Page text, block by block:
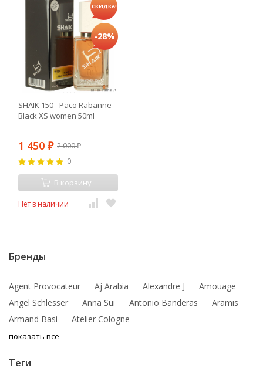
СКИДКА!
-28%
SHAIK 150 - Paco Rabanne
Black XS women 50ml
1 450 ₽ 2 000₽
0
В корзину
Нет в наличии
Бренды
Agent Provocateur Aj Arabia Alexandre J
Amouage
Angel Schlesser
Anna Sui Antonio Banderas
Aramis
Armand Basi
Atelier Cologne
показать все
Теги